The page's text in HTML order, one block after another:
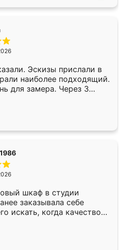
Эскизы прислали в
наиболее подходящий.
для замера. Через 3
уже готова. Остались
Спасибо Ренессанс
работу!
шкаф в студии
заказывала себе
искать, когда качеством
Служит кухня уже почти
нет.